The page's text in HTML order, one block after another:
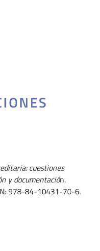
cuestiones
y documentación.
978-84-10431-70-6.